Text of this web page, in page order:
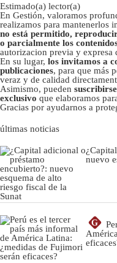
Estimado(a) lector(a)
En Gestión, valoramos
realizamos para mantenerlos
no está permitido,
o parcialmente los
autorizacion previa y expresa
En su lugar, los invitamos a
publicaciones, para que más
veraz y de calidad
Asimismo, pueden
exclusivo que elaboramos
Gracias por ayudarnos a
últimas noticias
nuevo
G